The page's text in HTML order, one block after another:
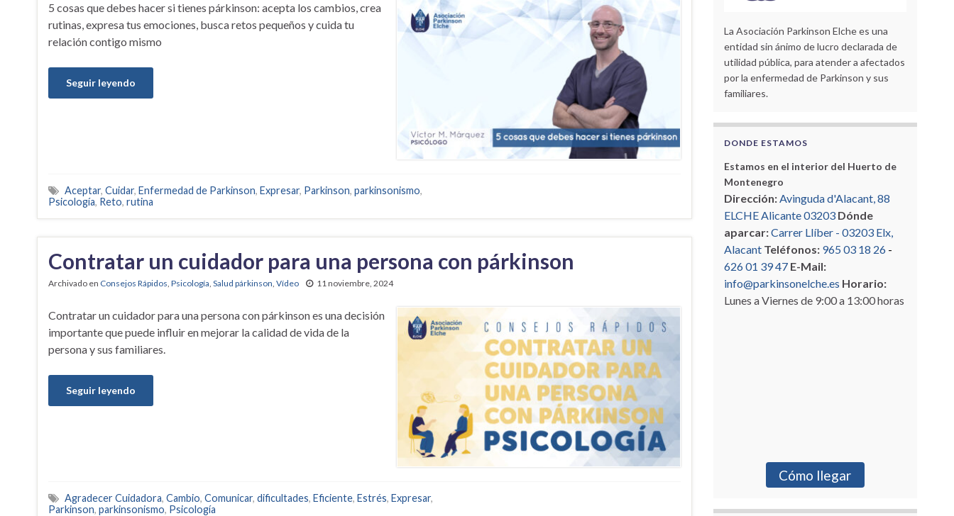
5 cosas que debes hacer si tienes párkinson: acepta los cambios, crea
rutinas, expresa tus emociones, busca retos pequeños y cuida tu
relación contigo mismo
Seguir leyendo
Aceptar, Cuidar, Enfermedad de Parkinson, Expresar, Parkinson, parkinsonismo,
Psicología, Reto, rutina
Contratar un cuidador para una persona con párkinson
Archivado en Consejos Rápidos, Psicología, Salud párkinson, Vídeo 11 noviembre, 2024
Contratar un cuidador para una persona con párkinson es una decisión
importante que puede influir en mejorar la calidad de vida de la
persona y sus familiares.
Seguir leyendo
Agradecer Cuidadora, Cambio, Comunicar, dificultades, Eficiente, Estrés, Expresar,
Parkinson, parkinsonismo, Psicología
La Asociación Parkinson Elche es una
entidad sin ánimo de lucro declarada de
utilidad pública, para atender a afectados
por la enfermedad de Parkinson y sus
familiares.
DONDE ESTAMOS
Estamos en el interior del Huerto de
Montenegro
Dirección:Avinguda d'Alacant, 88
ELCHE Alicante 03203 Dónde
aparcar:Carrer Llíber - 03203 Elx,
Alacant Teléfonos: 965 03 18 26-
626 01 39 47 E-Mail:
info@parkinsonelche.es Horario:
Lunes a Viernes de 9:00 a 13:00 horas
Cómo llegar